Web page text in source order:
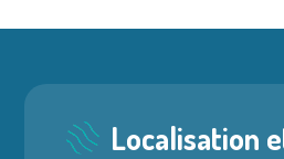
Localisation